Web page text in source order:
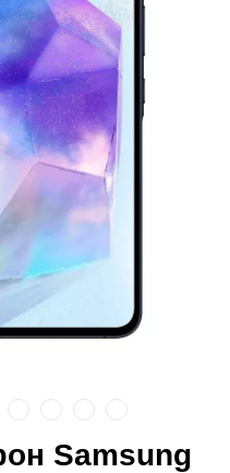
Samsung